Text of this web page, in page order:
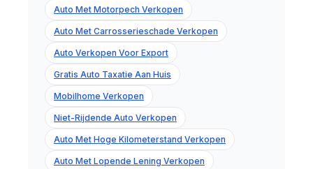
Auto Met Motorpech Verkopen
Auto Met Carrosserieschade Verkopen
Auto Verkopen Voor Export
Gratis Auto Taxatie Aan Huis
Mobilhome Verkopen
Niet-Rijdende Auto Verkopen
Auto Met Hoge Kilometerstand Verkopen
Auto Met Lopende Lening Verkopen